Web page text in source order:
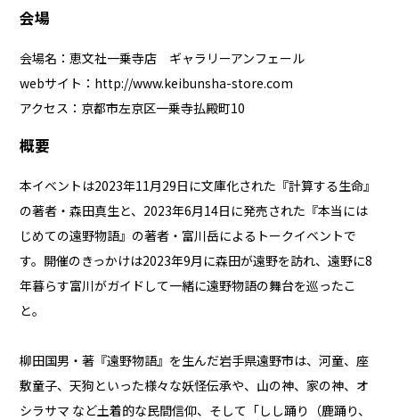
会場
会場名：恵文社一乗寺店 ギャラリーアンフェール
webサイト： http://www.keibunsha-store.com
アクセス：京都市左京区一乗寺払殿町10
概要
本イベントは2023年11月29日に文庫化された『計算する生命』
の著者・森田真生と、2023年6月14日に発売された『本当には
じめての遠野物語』の著者・富川岳によるトークイベントで
す。開催のきっかけは2023年9月に森田が遠野を訪れ、遠野に8
年暮らす富川がガイドして一緒に遠野物語の舞台を巡ったこ
と。
柳田国男・著『遠野物語』を生んだ岩手県遠野市は、河童、座
敷童子、天狗といった様々な妖怪伝承や、山の神、家の神、オ
シラサマ など土着的な民間信仰、そして「しし踊り（鹿踊り、